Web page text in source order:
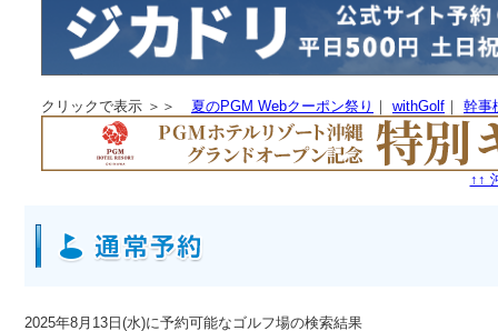
クリックで表示 ＞＞ 夏のPGM Webクーポン祭り ｜ withGolf ｜ 幹事
↑↑
2025年8月13日(水)に予約可能なゴルフ場の検索結果